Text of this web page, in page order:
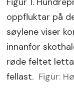
oppfluktar på
søylene viser
innanfor
røde feltet
fellast. Figur: